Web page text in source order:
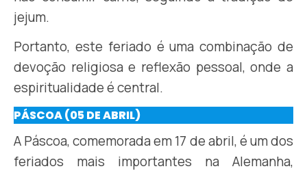
jejum.
Portanto, este feriado é uma combinação de
devoção religiosa e reflexão pessoal, onde a
espiritualidade é central.
PÁSCOA (05 DE ABRIL)
A Páscoa, comemorada em 17 de abril, é um dos
feriados mais importantes na Alemanha,